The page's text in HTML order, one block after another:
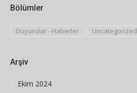
Bölümler
Duyurular - Haberler Uncategorized
Arşiv
Ekim 2024